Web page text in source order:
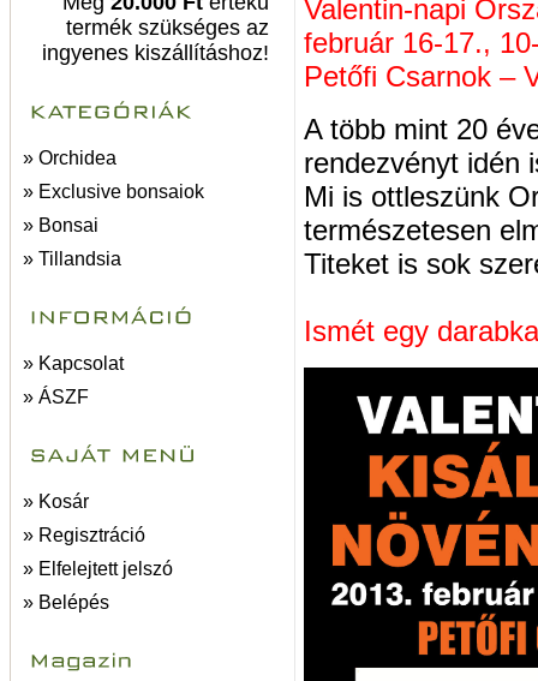
termék szükséges az
ingyenes kiszállításhoz!
» Orchidea
» Exclusive bonsaiok
» Bonsai
» Tillandsia
» Kapcsolat
» ÁSZF
» Kosár
» Regisztráció
» Elfelejtett jelszó
» Belépés
Valentin-napi
február 16-17.,
Petőfi Csarnok –
A több mint 20
rendezvényt idén
Mi is ottleszünk
természetesen
Titeket is sok
Ismét egy